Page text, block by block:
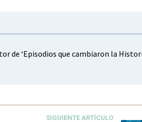
de ‘Episodios que cambiaron la
SIGUIENTE ARTÍCULO